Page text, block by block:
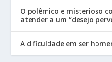
O polêmico e misterioso
atender a um “desejo
A dificuldade em ser